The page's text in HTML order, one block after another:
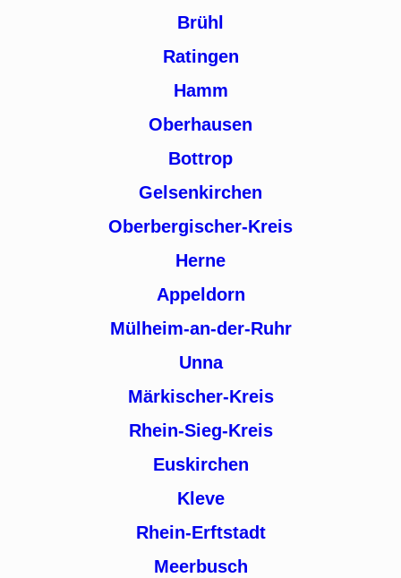
Brühl
Ratingen
Hamm
Oberhausen
Bottrop
Gelsenkirchen
Oberbergischer-Kreis
Herne
Appeldorn
Mülheim-an-der-Ruhr
Unna
Märkischer-Kreis
Rhein-Sieg-Kreis
Euskirchen
Kleve
Rhein-Erftstadt
Meerbusch